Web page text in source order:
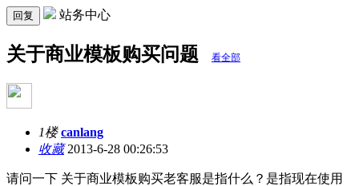
回复 站务中心
关于商业模板购买问题 看全部
1楼 canlang
收藏2013-6-28 00:26:53
请问一下 关于商业模板购买老客服是指什么？是指现在使用